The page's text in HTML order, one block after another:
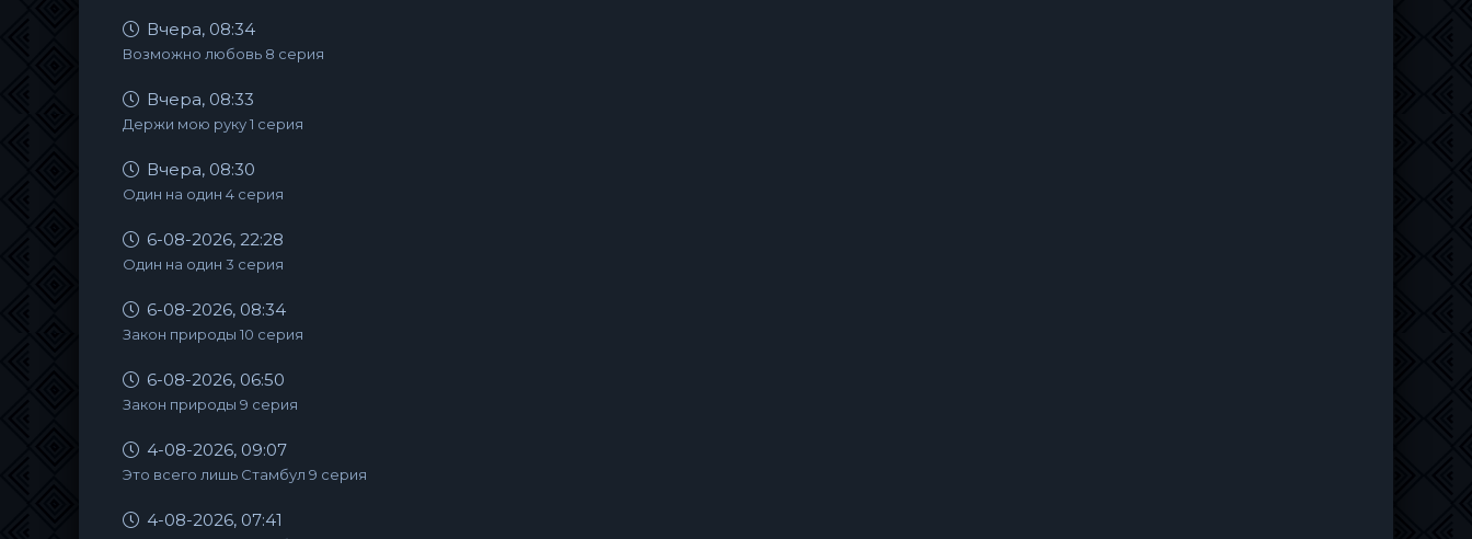
Вчера, 08:34
Возможно любовь 8 серия
Вчера, 08:33
Держи мою руку 1 серия
Вчера, 08:30
Один на один 4 серия
6-08-2026, 22:28
Один на один 3 серия
6-08-2026, 08:34
Закон природы 10 серия
6-08-2026, 06:50
Закон природы 9 серия
4-08-2026, 09:07
Это всего лишь Стамбул 9 серия
4-08-2026, 07:41